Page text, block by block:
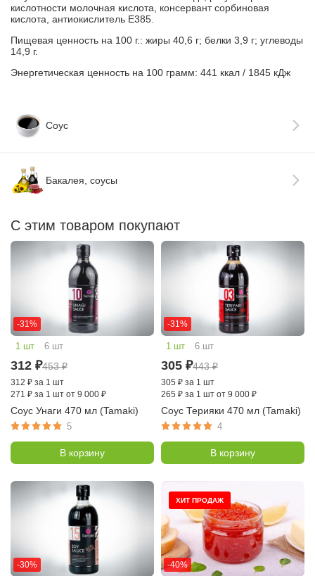
кислотности молочная кислота, консервант сорбиновая
кислота, антиокислитель Е385.
Пищевая ценность на 100 г.: жиры 40,6 г; белки 3,9 г; углеводы
14,9 г.
Энергетическая ценность на 100 грамм: 441 ккал / 1845 кДж
Соус
Бакалея, соусы
С этим товаром покупают
-31%
1 шт 6 шт
312 ₽453₽
312 ₽ за 1 шт
271 ₽ за 1 шт от 9 000 ₽
Соус Унаги 470 мл (Tamaki)
5
В корзину
-31%
1 шт 6 шт
305 ₽443₽
305 ₽ за 1 шт
265 ₽ за 1 шт от 9 000 ₽
Соус Терияки 470 мл (Tamaki)
4
В корзину
-30%
ХИТ ПРОДАЖ
-40%